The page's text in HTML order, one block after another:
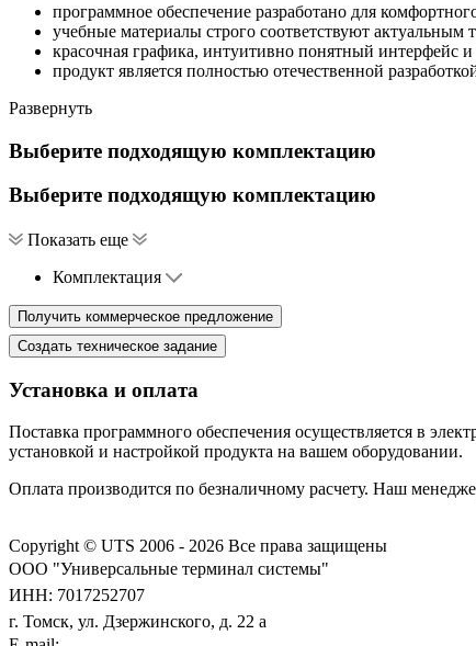
программное обеспечение разработано для
учебные материалы строго соответствуют
красочная графика, интуитивно понятный интерфейс
продукт является полностью отечественной
Развернуть
Выберите подходящую комплектацию
Выберите подходящую комплектацию
Показать еще
Комплектация
Установка и оплата
Поставка программного обеспечения осуществляется в
установкой и настройкой продукта на вашем оборудовании.
Оплата производится по безналичному расчету. Наш
Copyright © UTS 2006 - 2026 Все права защищены
ООО "Универсальные терминал системы"
ИНН: 7017252707
г. Томск, ул. Дзержинского, д. 22 а